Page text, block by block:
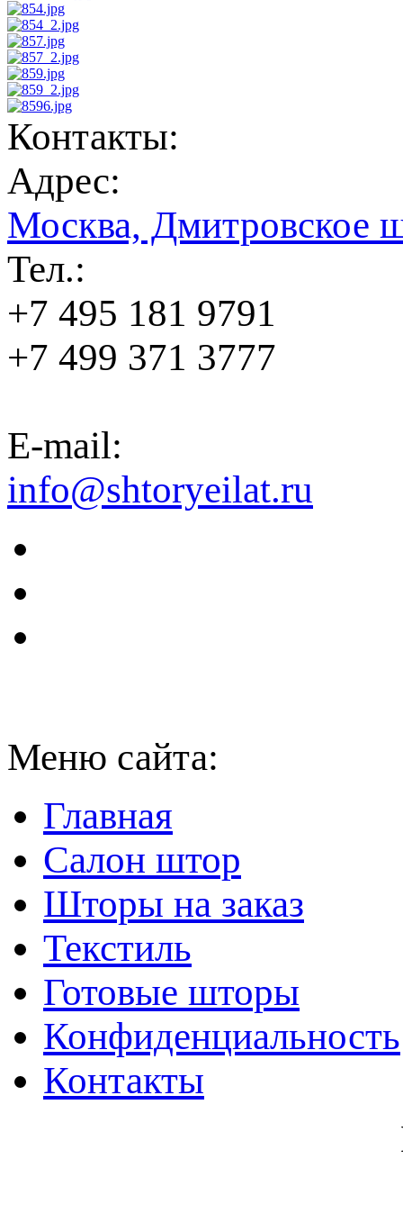
Контакты:
Адрес:
Москва, Дмитровское
Тел.:
+7 495 181 9791
+7 499 371 3777
E-mail:
info@shtoryeilat.ru
Меню сайта:
Главная
Салон штор
Шторы на заказ
Текстиль
Готовые шторы
Конфиденциальность
Контакты